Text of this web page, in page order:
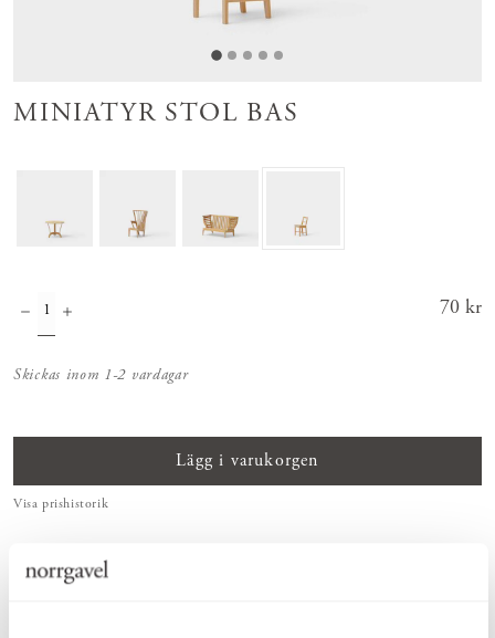
MINIATYR STOL BAS
Pris:
70 kr
Skickas inom 1-2 vardagar
Lägg i varukorgen
Visa prishistorik
ENKELT & UTSÖKT
Hos oss hittar du ett kurerat sortiment av inredning som gör vardagslivet